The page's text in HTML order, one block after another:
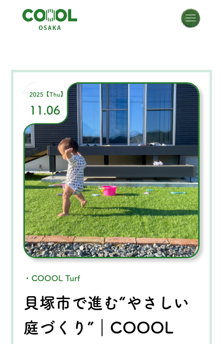
2025【Thu】
11.06
・COOOL Turf
貝塚市で進む“やさしい
庭づくり”｜COOOL